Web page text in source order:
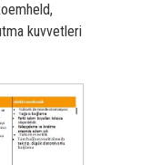
kuvvetleri